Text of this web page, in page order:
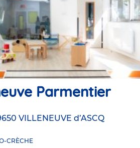
Parmentier
VILLENEUVE d’ASCQ
CRÈCHE